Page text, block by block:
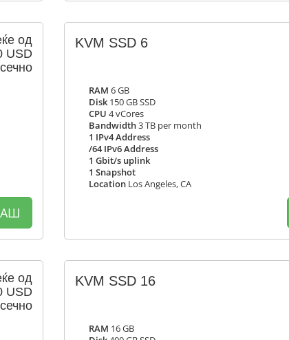
од
USD
KVM SSD 6
RAM 6 GB
Disk 150 GB SSD
CPU 4 vCores
Bandwidth3 TB per month
1 IPv4 Address
/64 IPv6 Address
1 Gbit/s uplink
1 Snapshot
Location Los Angeles, CA
од
USD
KVM SSD 16
RAM 16 GB